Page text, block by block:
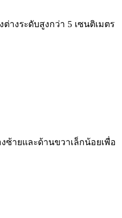
างระดับสูงกว่า 5 เซนติเมตร
ซ้ายและด้านขวาเล็กน้อยเพื่อ